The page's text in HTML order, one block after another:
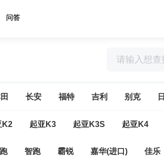
问答
长安 福特 吉利 别克
K2 起亚K3 起亚K3S 起亚K4
智跑 霸锐 嘉华(进口) 佳乐